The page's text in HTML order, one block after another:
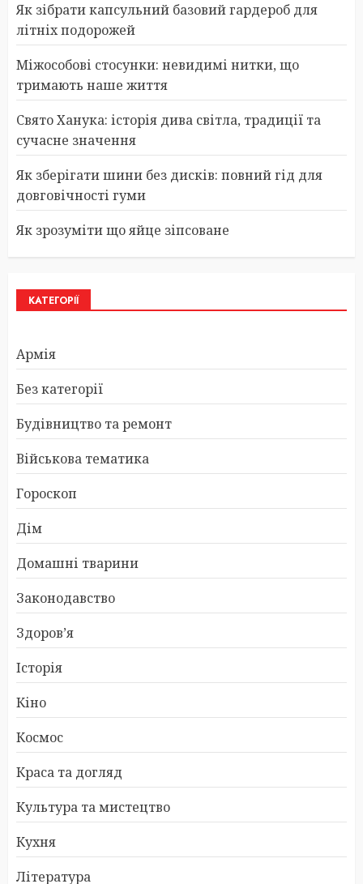
Як зібрати капсульний базовий гардероб для
літніх подорожей
Міжособові стосунки: невидимі нитки, що
тримають наше життя
Свято Ханука: історія дива світла, традиції та
сучасне значення
Як зберігати шини без дисків: повний гід для
довговічності гуми
Як зрозуміти що яйце зіпсоване
КАТЕГОРІЇ
Армія
Без категорії
Будівництво та ремонт
Військова тематика
Гороскоп
Дім
Домашні тварини
Законодавство
Здоров’я
Історія
Кіно
Космос
Краса та догляд
Культура та мистецтво
Кухня
Література